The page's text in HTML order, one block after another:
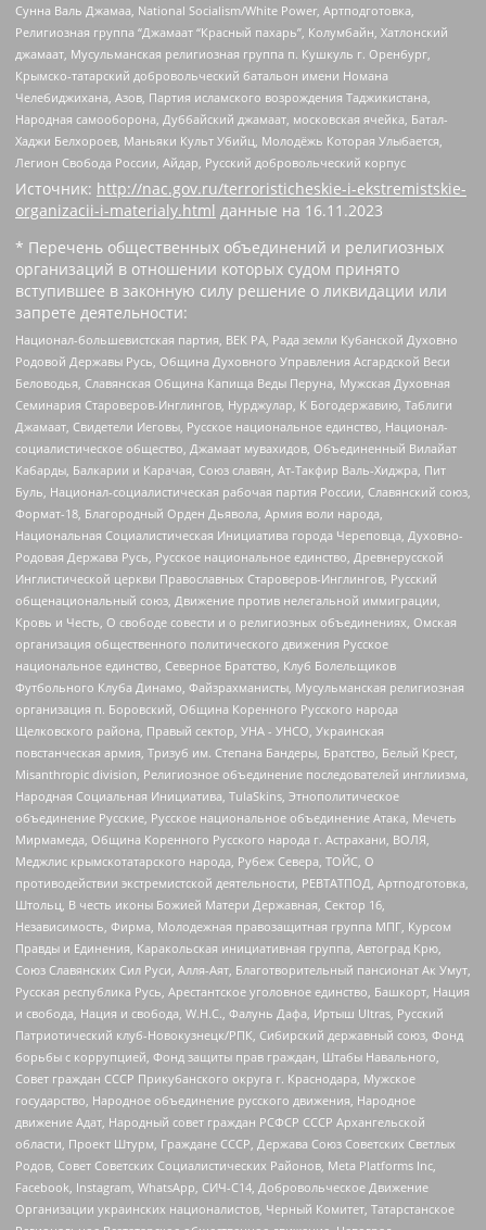
Сунна Валь Джамаа, National Socialism/White Power, Артподготовка,
Религиозная группа “Джамаат “Красный пахарь”, Колумбайн, Хатлонский
джамаат, Мусульманская религиозная группа п. Кушкуль г. Оренбург,
Крымско-татарский добровольческий батальон имени Номана
Челебиджихана, Азов, Партия исламского возрождения Таджикистана,
Народная самооборона, Дуббайский джамаат, московская ячейка, Батал-
Хаджи Белхороев, Маньяки Культ Убийц, Молодёжь Которая Улыбается,
Легион Свобода России, Айдар, Русский добровольческий корпус
Источник: http://nac.gov.ru/terroristicheskie-i-ekstremistskie-
organizacii-i-materialy.html данные на 16.11.2023
* Перечень общественных объединений и религиозных
организаций в отношении которых судом принято
вступившее в законную силу решение о ликвидации или
запрете деятельности:
Национал-большевистская партия, ВЕК РА, Рада земли Кубанской Духовно
Родовой Державы Русь, Община Духовного Управления Асгардской Веси
Беловодья, Славянская Община Капища Веды Перуна, Мужская Духовная
Семинария Староверов-Инглингов, Нурджулар, К Богодержавию, Таблиги
Джамаат, Свидетели Иеговы, Русское национальное единство, Национал-
социалистическое общество, Джамаат мувахидов, Объединенный Вилайат
Кабарды, Балкарии и Карачая, Союз славян, Ат-Такфир Валь-Хиджра, Пит
Буль, Национал-социалистическая рабочая партия России, Славянский союз,
Формат-18, Благородный Орден Дьявола, Армия воли народа,
Национальная Социалистическая Инициатива города Череповца, Духовно-
Родовая Держава Русь, Русское национальное единство, Древнерусской
Инглистической церкви Православных Староверов-Инглингов, Русский
общенациональный союз, Движение против нелегальной иммиграции,
Кровь и Честь, О свободе совести и о религиозных объединениях, Омская
организация общественного политического движения Русское
национальное единство, Северное Братство, Клуб Болельщиков
Футбольного Клуба Динамо, Файзрахманисты, Мусульманская религиозная
организация п. Боровский, Община Коренного Русского народа
Щелковского района, Правый сектор, УНА - УНСО, Украинская
повстанческая армия, Тризуб им. Степана Бандеры, Братство, Белый Крест,
Misanthropic division, Религиозное объединение последователей инглиизма,
Народная Социальная Инициатива, TulaSkins, Этнополитическое
объединение Русские, Русское национальное объединение Атака, Мечеть
Мирмамеда, Община Коренного Русского народа г. Астрахани, ВОЛЯ,
Меджлис крымскотатарского народа, Рубеж Севера, ТОЙС, О
противодействии экстремистской деятельности, РЕВТАТПОД, Артподготовка,
Штольц, В честь иконы Божией Матери Державная, Сектор 16,
Независимость, Фирма, Молодежная правозащитная группа МПГ, Курсом
Правды и Единения, Каракольская инициативная группа, Автоград Крю,
Союз Славянских Сил Руси, Алля-Аят, Благотворительный пансионат Ак Умут,
Русская республика Русь, Арестантское уголовное единство, Башкорт, Нация
и свобода, Нация и свобода, W.H.С., Фалунь Дафа, Иртыш Ultras, Русский
Патриотический клуб-Новокузнецк/РПК, Сибирский державный союз, Фонд
борьбы с коррупцией, Фонд защиты прав граждан, Штабы Навального,
Совет граждан СССР Прикубанского округа г. Краснодара, Мужское
государство, Народное объединение русского движения, Народное
движение Адат, Народный совет граждан РСФСР СССР Архангельской
области, Проект Штурм, Граждане СССР, Держава Союз Советских Светлых
Родов, Совет Советских Социалистических Районов, Meta Platforms Inc,
Facebook, Instagram, WhatsApp, СИЧ-С14, Добровольческое Движение
Организации украинских националистов, Черный Комитет, Татарстанское